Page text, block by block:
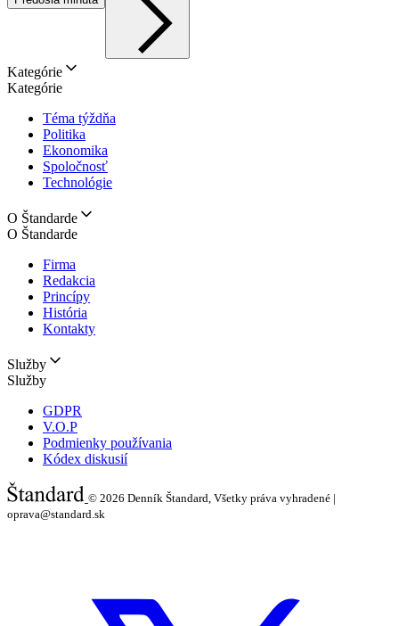
Kategórie
Kategórie
Téma týždňa
Politika
Ekonomika
Spoločnosť
Technológie
O Štandarde
O Štandarde
Firma
Redakcia
Princípy
História
Kontakty
Služby
Služby
GDPR
V.O.P
Podmienky používania
Kódex diskusií
© 2026 Denník Štandard, Všetky práva vyhradené |
oprava@standard.sk